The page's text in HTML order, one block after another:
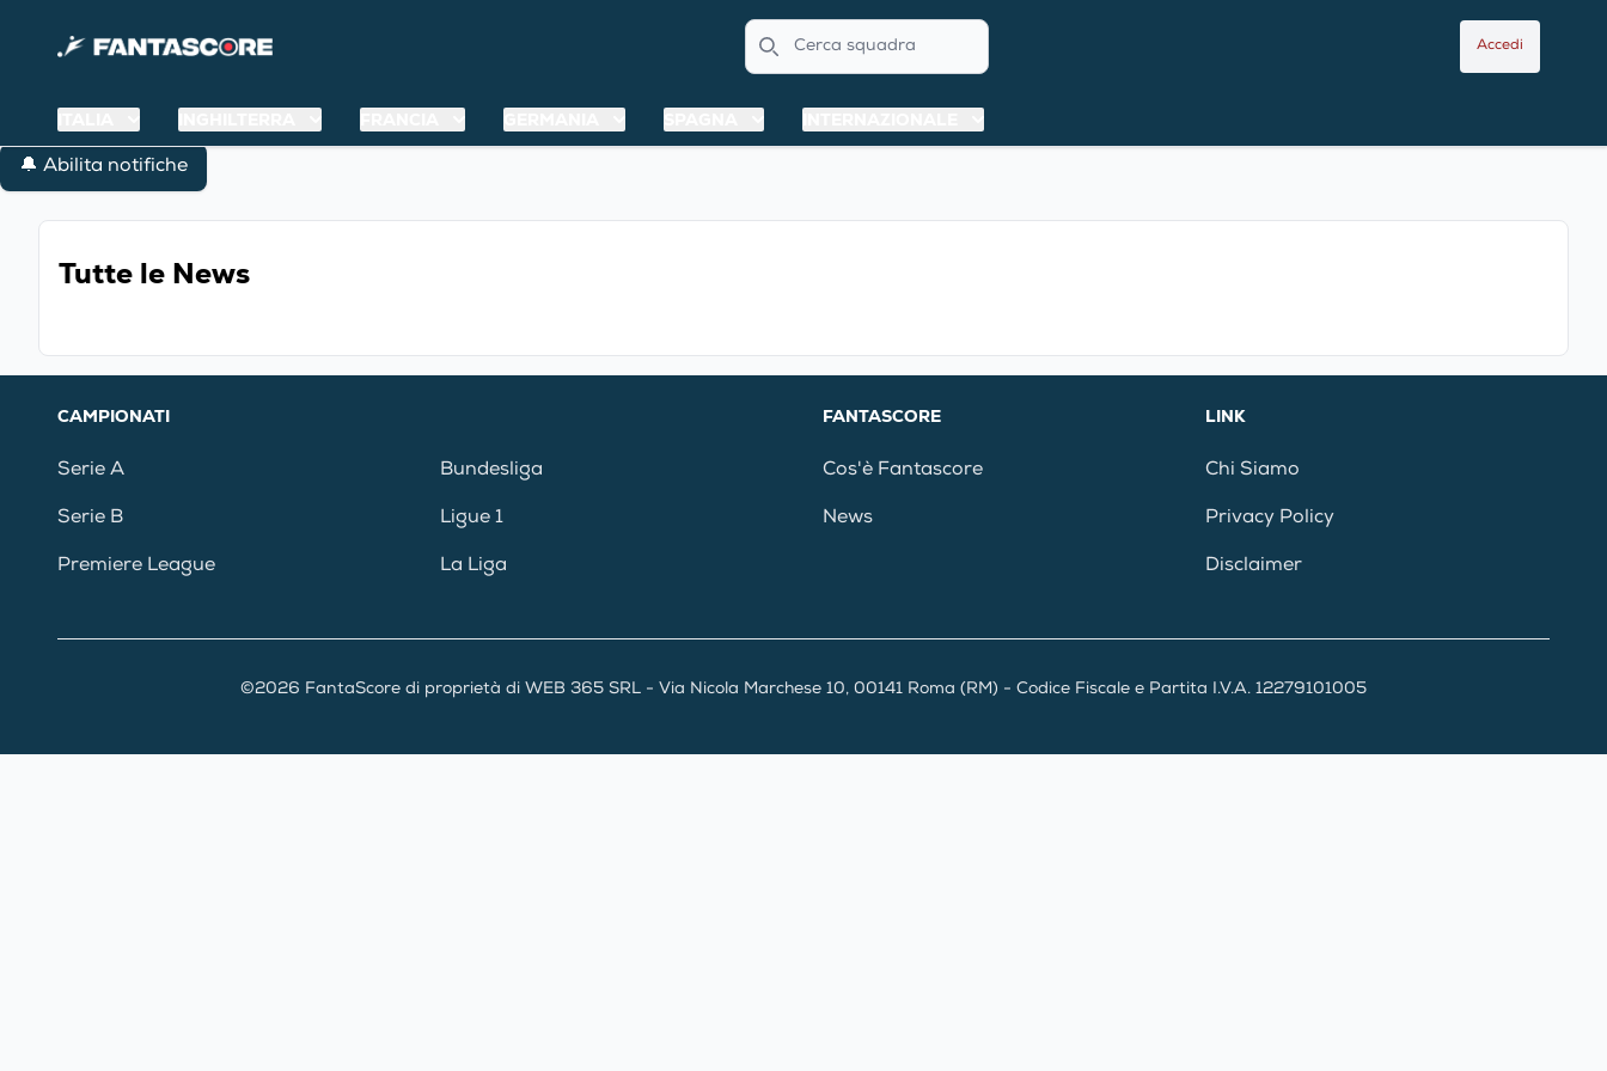
Search
Accedi
🔔 Abilita notifiche
Tutte le News
CAMPIONATI
Serie A
Serie B
Premiere League
Bundesliga
Ligue 1
La Liga
FANTASCORE
Cos'è Fantascore
News
LINK
Chi Siamo
Privacy Policy
Disclaimer
©2026 FantaScore di proprietà di WEB 365 SRL - Via Nicola Marchese 10, 00141 Roma (RM) - Codice Fiscale e Partita I.V.A. 12279101005